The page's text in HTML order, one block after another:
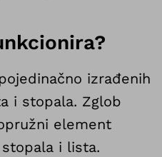
izrađenih
i stopala. Zglob
element
i lista.